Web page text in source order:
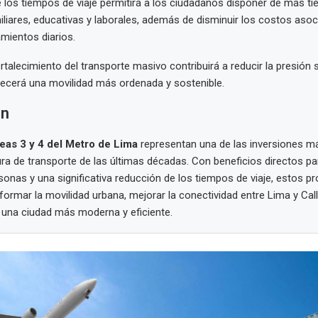
los tiempos de viaje permitirá a los ciudadanos disponer de más
educativas y laborales, además de disminuir los costos
diarios.
del transporte masivo contribuirá a reducir la presión
una movilidad más ordenada y sostenible.
3 y 4 del Metro de Limarepresentan una de las inversiones
de transporte de las últimas décadas. Con beneficios directos
y una significativa reducción de los tiempos de viaje, estos
la movilidad urbana, mejorar la conectividad entre Lima y
ciudad más moderna y eficiente.